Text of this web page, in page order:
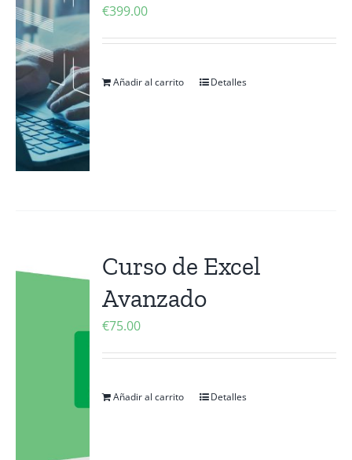
€399.00
Añadir al carrito Detalles
Curso de Excel
Avanzado
€75.00
Añadir al carrito Detalles